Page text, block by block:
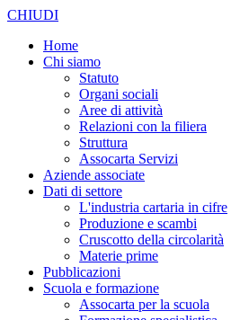
CHIUDI
Home
Chi siamo
Statuto
Organi sociali
Aree di attività
Relazioni con la filiera
Struttura
Assocarta Servizi
Aziende associate
Dati di settore
L'industria cartaria in cifre
Produzione e scambi
Cruscotto della circolarità
Materie prime
Pubblicazioni
Scuola e formazione
Assocarta per la scuola